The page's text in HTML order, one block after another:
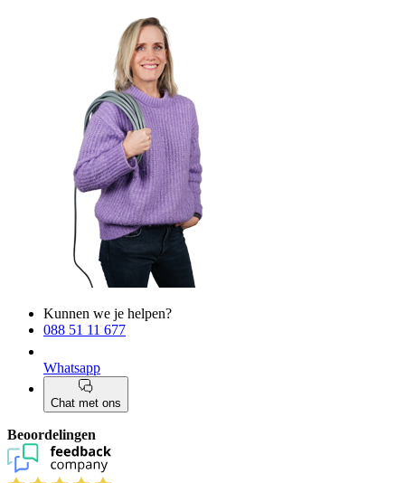
Kunnen we je helpen?
088 51 11 677
Whatsapp
Chat met ons
Beoordelingen